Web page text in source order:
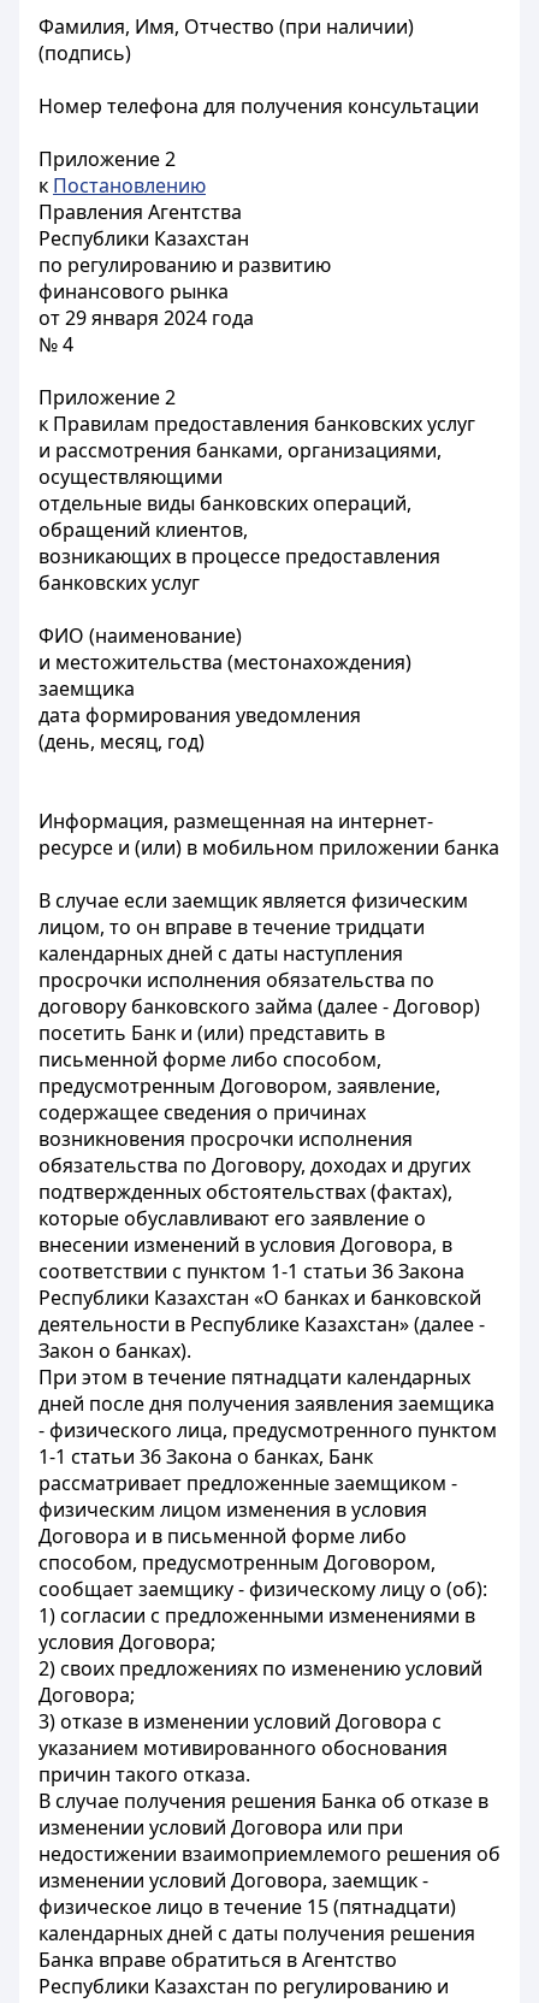
Фамилия, Имя, Отчество (при наличии)
(подпись)
Номер телефона для получения консультации
Приложение 2
к Постановлению
Правления Агентства
Республики Казахстан
по регулированию и развитию
финансового рынка
от 29 января 2024 года
№ 4
Приложение 2
к Правилам предоставления банковских услуг
и рассмотрения банками, организациями,
осуществляющими
отдельные виды банковских операций,
обращений клиентов,
возникающих в процессе предоставления
банковских услуг
ФИО (наименование)
и местожительства (местонахождения)
заемщика
дата формирования уведомления
(день, месяц, год)
Информация, размещенная на интернет-
ресурсе и (или) в мобильном приложении банка
Вслучае если заемщик является физическим
лицом, то он вправе в течение тридцати
календарных дней с даты наступления
просрочки исполнения обязательства по
договору банковского займа (далее - Договор)
посетить Банк и (или) представить в
письменной форме либо способом,
предусмотренным Договором, заявление,
содержащее сведения о причинах
возникновения просрочки исполнения
обязательства по Договору, доходах и других
подтвержденных обстоятельствах (фактах),
которые обуславливают его заявление о
внесении изменений в условия Договора, в
соответствии с пунктом 1-1 статьи 36 Закона
Республики Казахстан «О банках и банковской
деятельности в Республике Казахстан» (далее -
Закон о банках).
При этом в течение пятнадцати календарных
дней после дня получения заявления заемщика
- физического лица, предусмотренного пунктом
1-1 статьи 36 Закона о банках, Банк
рассматривает предложенные заемщиком -
физическим лицом изменения в условия
Договора и в письменной форме либо
способом, предусмотренным Договором,
сообщает заемщику - физическому лицу о (об):
1) согласии с предложенными изменениями в
условия Договора;
2) своих предложениях по изменению условий
Договора;
3) отказе в изменении условий Договора с
указанием мотивированного обоснования
причин такого отказа.
В случае получения решения Банка об отказе в
изменении условий Договора или при
недостижении взаимоприемлемого решения об
изменении условий Договора, заемщик -
физическое лицо в течение 15 (пятнадцати)
календарных дней с даты получения решения
Банка вправе обратиться в Агентство
Республики Казахстан по регулированию и